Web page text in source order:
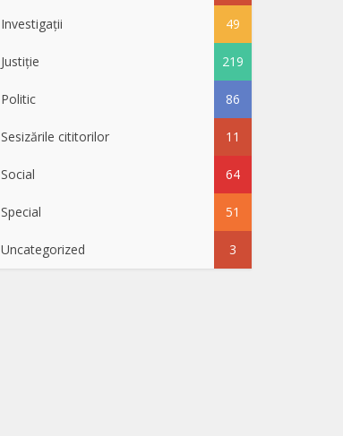
Investigații 49
Justiție 219
Politic 86
Sesizările cititorilor 11
Social 64
Special 51
Uncategorized 3